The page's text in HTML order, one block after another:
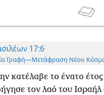
17:6
Γραφή—Μετάφραση Νέου
κατέλαβε το ένατο
τον λαό του Ισραήλ